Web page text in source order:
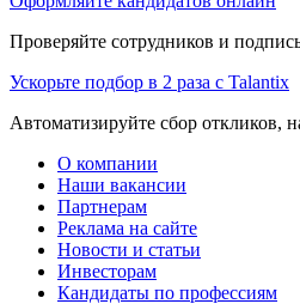
Проверяйте сотрудников и
Ускорьте подбор в 2 раза с Talantix
Автоматизируйте сбор откликов,
О компании
Наши вакансии
Партнерам
Реклама на сайте
Новости и статьи
Инвесторам
Кандидаты по профессиям